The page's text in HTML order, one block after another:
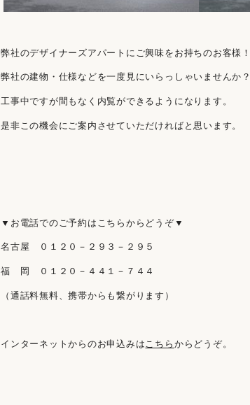
弊社のデザイナーズアパートにご興味をお持ちのお客様！
弊社の建物・仕様などを一度見にいらっしゃいませんか？
工事中ですが間もなく内覧ができるようになります。
是非この機会にご案内させていただければと思います。
▼お電話でのご予約はこちらからどうぞ▼
名古屋 ０１２０－２９３－２９５
福 岡 ０１２０－４４１－７４４
（通話料無料、携帯からも繋がります）
インターネットからのお申込みはこちら からどうぞ。